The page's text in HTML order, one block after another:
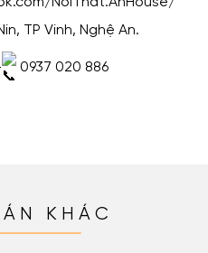
NoiThat.AnHouse/
TP Vinh, Nghệ An.
0937 020 886
KHÁC